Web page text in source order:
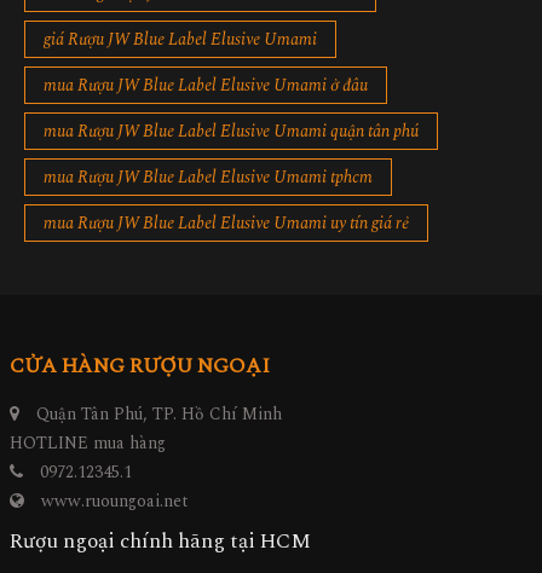
giá Rượu JW Blue Label Elusive Umami
mua Rượu JW Blue Label Elusive Umami ở đâu
mua Rượu JW Blue Label Elusive Umami quận tân phú
mua Rượu JW Blue Label Elusive Umami tphcm
mua Rượu JW Blue Label Elusive Umami uy tín giá rẻ
CỬA HÀNG RƯỢU NGOẠI
Quận Tân Phú, TP. Hồ Chí Minh
HOTLINE mua hàng
0972.12345.1
www.ruoungoai.net
Rượu ngoại chính hãng tại HCM